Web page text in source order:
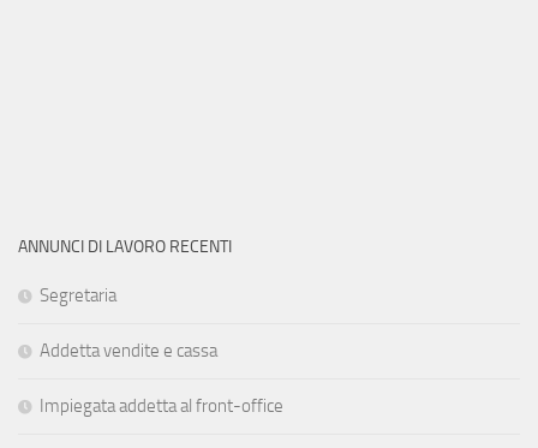
ANNUNCI DI LAVORO RECENTI
Segretaria
Addetta vendite e cassa
Impiegata addetta al front-office